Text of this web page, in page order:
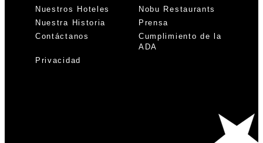
Nuestros Hoteles
Nobu Restaurants
Nuestra Historia
Prensa
Contáctanos
Cumplimiento de la
ADA
Privacidad